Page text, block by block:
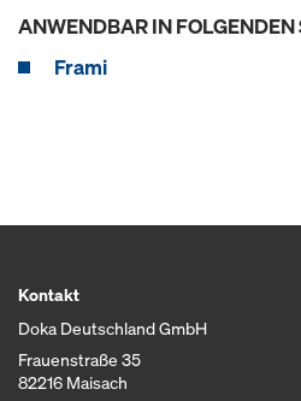
ANWENDBAR IN FOLGENDEN
Frami
Kontakt
Doka Deutschland GmbH
Frauenstraße 35
82216 Maisach